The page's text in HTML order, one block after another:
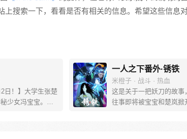
上搜索一下，看看是否有相关的信息。希望这些信息对
2日！】大学生张楚
少女冯宝宝。素
一人之下番外·锈铁
米橙子 · 战斗 · 热血
这是关于一把妖刀的故事
往事即将被宝宝和楚岚掀